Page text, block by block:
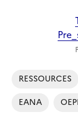
RESSOURCES
EANA